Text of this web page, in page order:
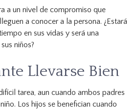
a un nivel de compromiso que
a conocer a la persona. ¿Estará
en sus vidas y será una
niños?
Llevarse Bien
tarea, aun cuando ambos padres
Los hijos se benefician cuando